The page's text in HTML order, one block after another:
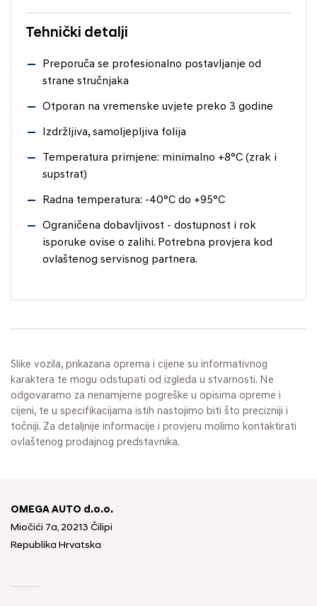
Tehnički detalji
Preporuča se profesionalno postavljanje od
strane stručnjaka
Otporan na vremenske uvjete preko 3 godine
Izdržljiva, samoljepljiva folija
Temperatura primjene: minimalno +8°C (zrak i
supstrat)
Radna temperatura: -40°C do +95°C
Ograničena dobavljivost - dostupnost i rok
isporuke ovise o zalihi. Potrebna provjera kod
ovlaštenog servisnog partnera.
Slike vozila, prikazana oprema i cijene su informativnog
karaktera te mogu odstupati od izgleda u stvarnosti. Ne
odgovaramo za nenamjerne pogreške u opisima opreme i
cijeni, te u specifikacijama istih nastojimo biti što precizniji i
točniji. Za detaljnije informacije i provjeru molimo kontaktirati
ovlaštenog prodajnog predstavnika.
OMEGA AUTO d.o.o.
Miočići 7a, 20213 Čilipi
Republika Hrvatska